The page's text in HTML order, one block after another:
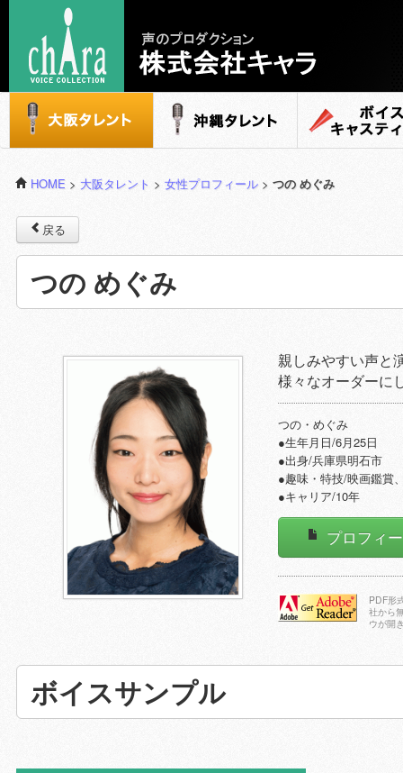
声のプロダクション - 株式会社キャラ
大阪タレント 沖縄タレント ボイスキャステ
HOME > 大阪タレント > 女性プロフィール > つの めぐみ
戻る
つの めぐみ
親しみやすい声と
様々なオーダーに
つの・めぐみ
●生年月日/6月25日
●出身/兵庫県明石市
●趣味・特技/映画鑑賞
●キャリア/10年
プロフィ
ドする
PDF形
社から
ウが開
ボイスサンプル